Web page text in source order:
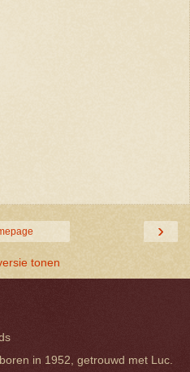
›
tonen
in 1952, getrouwd met Luc.